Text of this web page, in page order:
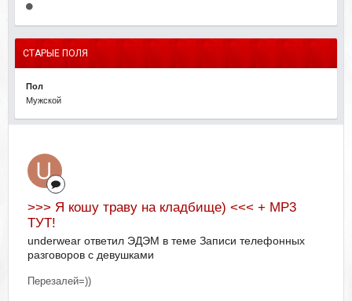
СТАРЫЕ ПОЛЯ
Пол
Мужской
>>> Я кошу траву на кладбище) <<< + MP3
ТУТ!
underwear ответил ЭДЭМ в теме Записи телефонных
разговоров с девушками
Перезалей=))